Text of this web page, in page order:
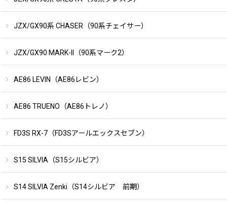
JZX/GX90系 CHASER（90系チェイサー）
JZX/GX90 MARK-II（90系マーク2）
AE86 LEVIN（AE86レビン）
AE86 TRUENO（AE86トレノ）
FD3S RX-7（FD3Sアールエックスセブン）
S15 SILVIA（S15シルビア）
S14 SILVIA Zenki（S14シルビア 前期）